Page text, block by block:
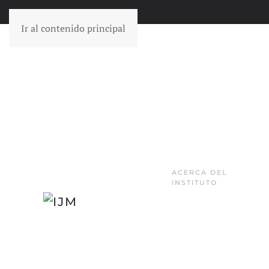
Ir al contenido principal
ACERCA DEL
INSTITUTO